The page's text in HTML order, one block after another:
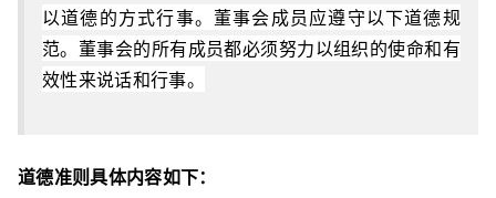
以道德的方式行事。董事会成员应遵守以下道德规
范。董事会的所有成员都必须努力以组织的使命和有
效性来说话和行事。
道德准则具体内容如下：